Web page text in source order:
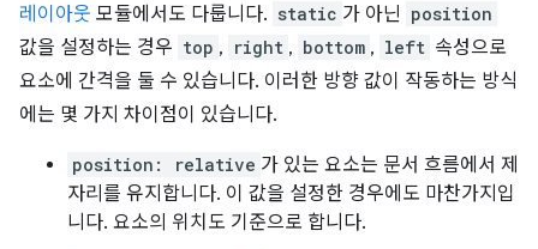
레이아웃 모듈에서도 다룹니다. static 가 아닌 position
값을 설정하는 경우 top , right , bottom , left 속성으로
요소에 간격을 둘 수 있습니다. 이러한 방향 값이 작동하는 방식
에는 몇 가지 차이점이 있습니다.
position: relative 가 있는 요소는 문서 흐름에서 제
자리를 유지합니다. 이 값을 설정한 경우에도 마찬가지입
니다. 요소의 위치도 기준으로 합니다.